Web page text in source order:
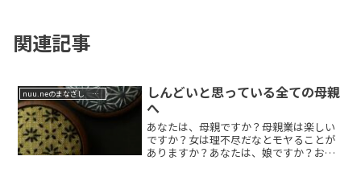
関連記事
nuu.neのまなざし 祈りの哲学
しんどいと思っている全ての母親
へ
あなたは、母親ですか？母親業は楽しい
ですか？女は理不尽だなとモヤることが
ありますか？あなたは、娘ですか？お母